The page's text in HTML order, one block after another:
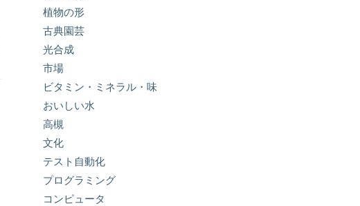
植物の形
古典園芸
光合成
市場
ビタミン・ミネラル・味
おいしい水
高槻
文化
テスト自動化
プログラミング
コンピュータ